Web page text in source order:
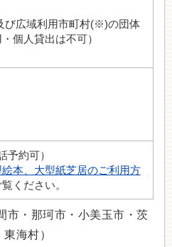
び広域利用市町村(※)の団体
個人貸出は不可）
予約可）
絵本、大型紙芝居のご利用方
ください。
市・那珂市・小美玉市・茨
海村）